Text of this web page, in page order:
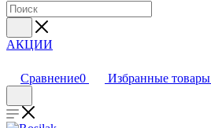
АКЦИИ
Сравнение0 Избранные товары